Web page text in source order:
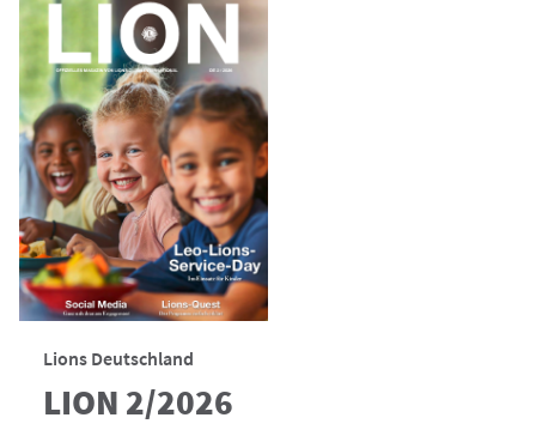
Lions Deutschland
LION 2/2026